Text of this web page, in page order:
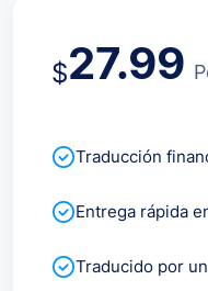
$27.99
Traducción
Entrega rápida
Traducido por